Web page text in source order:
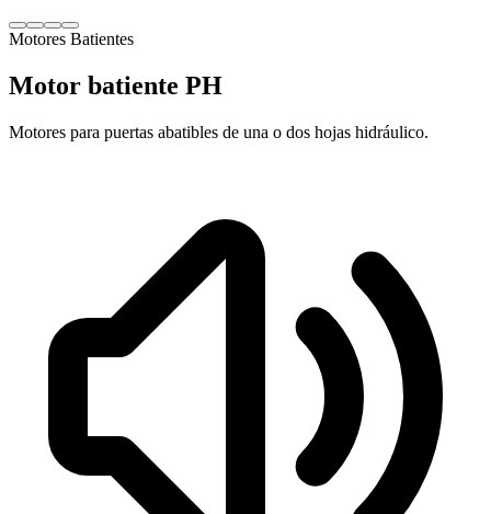
Motores Batientes
Motor batiente PH
Motores para puertas abatibles de una o dos hojas hidráulico.